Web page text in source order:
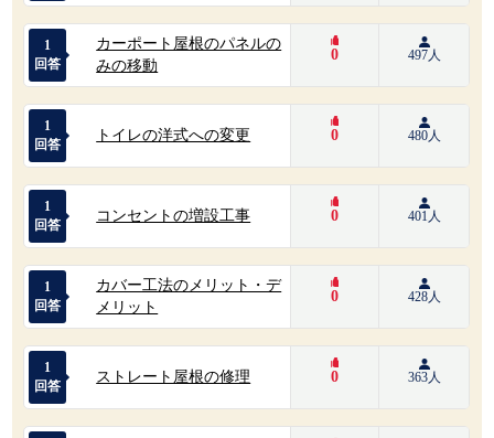
1
回答
カーポート屋根のパネルの
みの移動
0 497人
1
回答
トイレの洋式への変更 0 480人
1
回答
コンセントの増設工事 0 401人
1
回答
カバー工法のメリット・デ
メリット
0 428人
1
回答
ストレート屋根の修理 0 363人